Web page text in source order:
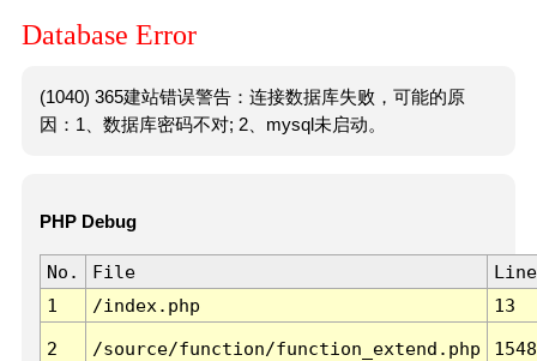
Database Error
(1040) 365建站错误警告：连接数据库失败，可能的原
因：1、数据库密码不对; 2、mysql未启动。
PHP Debug
No. File
Line
1
/index.php 13
2 /source/function/function_extend.php 1548